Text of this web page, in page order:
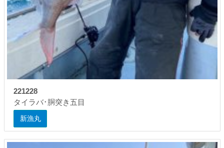
221228
タイラバ･胴突き五目
新漁丸